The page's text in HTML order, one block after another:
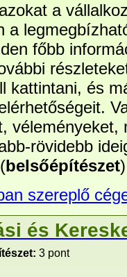
a
a
főbb
kattintani, és
véleményeket,
rövidebb
belsőépítészet
szereplő
és
3 pont